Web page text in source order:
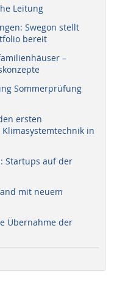
Leitung
Swegon stellt
bereit
–
Sommerprüfung
ersten
in
Startups auf der
mit neuem
Übernahme der